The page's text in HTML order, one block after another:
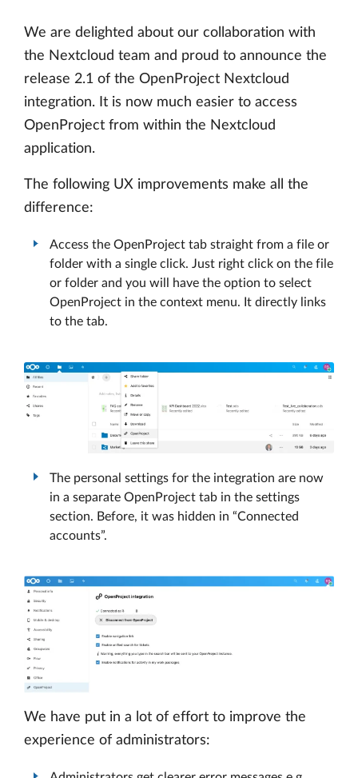
We are delighted about our collaboration with
the Nextcloud team and proud to announce the
release 2.1 of the OpenProject Nextcloud
integration. It is now much easier to access
OpenProject from within the Nextcloud
application.
The following UX improvements make all the
difference:
Access the OpenProject tab straight from a file or
folder with a single click. Just right click on the file
or folder and you will have the option to select
OpenProject in the context menu. It directly links
to the tab.
The personal settings for the integration are now
in a separate OpenProject tab in the settings
section. Before, it was hidden in “Connected
accounts”.
We have put in a lot of effort to improve the
experience of administrators: